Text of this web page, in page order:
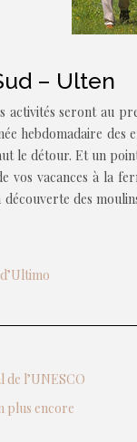
– Ulten
seront au
des
le détour. Et un
vacances à la
des
l’UNESCO
plus encore